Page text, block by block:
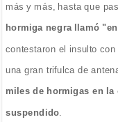
más y más, hasta que
hormiga negra llamó
contestaron el insulto
una gran trifulca de
miles de hormigas en
suspendido